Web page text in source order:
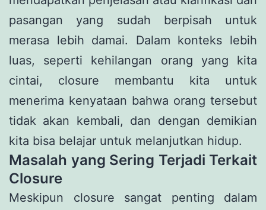
pasangan yang sudah berpisah untuk
merasa lebih damai. Dalam konteks lebih
luas, seperti kehilangan orang yang kita
cintai, closure membantu kita untuk
menerima kenyataan bahwa orang tersebut
tidak akan kembali, dan dengan demikian
kita bisa belajar untuk melanjutkan hidup.
Masalah yang Sering Terjadi Terkait
Closure
Meskipun closure sangat penting dalam